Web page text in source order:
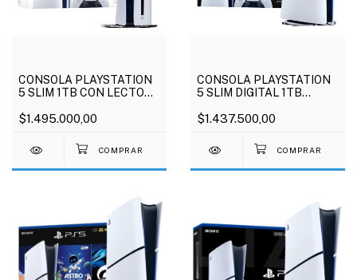
CONSOLA PLAYSTATION
5 SLIM 1TB CON LECTORA
$1.495.000,00
CONSOLA PLAYSTATION
5 SLIM DIGITAL 1TB
RETURNAL
$1.437.500,00